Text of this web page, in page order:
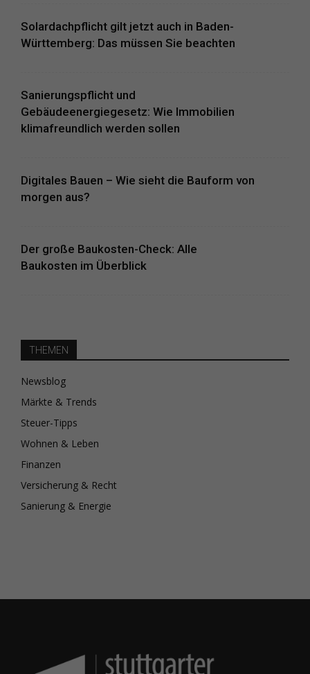
Solardachpflicht gilt jetzt auch in Baden-
Württemberg: Das müssen Sie beachten
Sanierungspflicht und
Gebäudeenergiegesetz: Wie Immobilien
klimafreundlich werden sollen
Digitales Bauen – Wie sieht die Bauform von
morgen aus?
Der große Baukosten-Check: Alle
Baukosten im Überblick
THEMEN
Newsblog
Märkte & Trends
Steuer-Tipps
Wohnen & Leben
Finanzen
Versicherung & Recht
Sanierung & Energie